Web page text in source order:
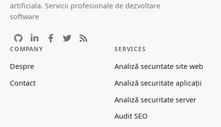
artificiala. Servicii profesionale de dezvoltare
software
COMPANY
Despre
Contact
SERVICES
Analiză securitate site web
Analiză securitate aplicații
Analiză securitate server
Audit SEO